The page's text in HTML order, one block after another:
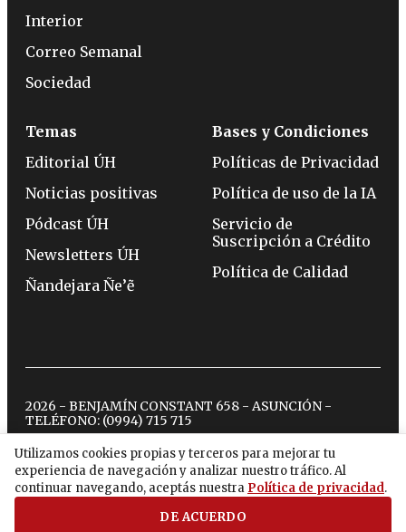
Utilizamos cookies propias y terceros para mejorar tu
experiencia de navegación y analizar nuestro tráfico. Al
continuar navegando, aceptás nuestra Política de privacidad.
DE ACUERDO
Interior
Correo Semanal
Sociedad
Temas
Editorial ÚH
Noticias positivas
Pódcast ÚH
Newsletters ÚH
Ñandejara Ñe’ẽ
Bases y Condiciones
Políticas de Privacidad
Política de uso de la IA
Servicio de
Suscripción a Crédito
Política de Calidad
2026 - BENJAMÍN CONSTANT 658 - ASUNCIÓN -
TELÉFONO: (0994) 715 715
twitterinstagram
facebook
tiktokyoutubespotify